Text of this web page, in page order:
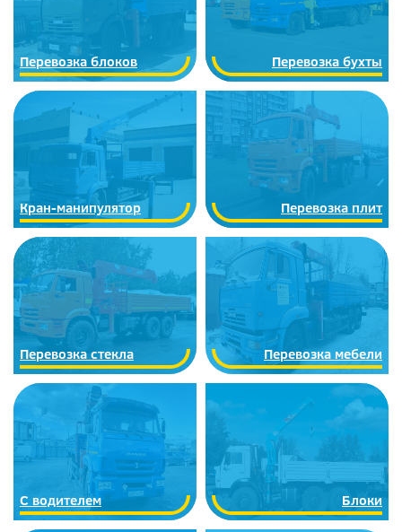
Перевозка блоков Перевозка бухты
Кран-манипулятор Перевозка плит
Перевозка стекла Перевозка мебели
С водителем Блоки